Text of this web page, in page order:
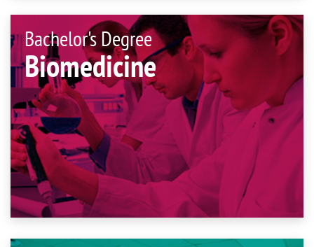
Bachelor's Degree
Biomedicine